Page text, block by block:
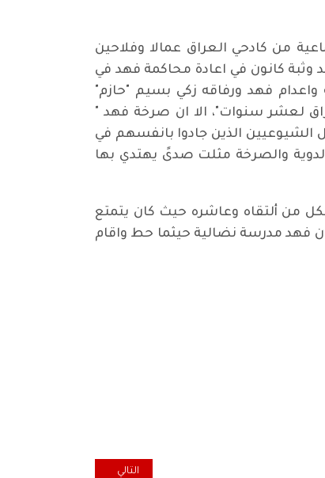
من كادحي العراق عمالا وفلاحين
وثبة كانون في اعادة محاكمة فهد في
فهد ورفاقه زكي بسيم "حازم"
في العراق لعشر سنوات"، الا ان صرخة فهد "
الذين جادوا بانفسهم في
والصرخة مثلت صدىً يهتدي بها
من ألتقاه وعاشره حيث كان يتمتع
فهد مدرسة نضالية حيثما حط واقام
المقال التالي: مسيرة الأول من
التالي